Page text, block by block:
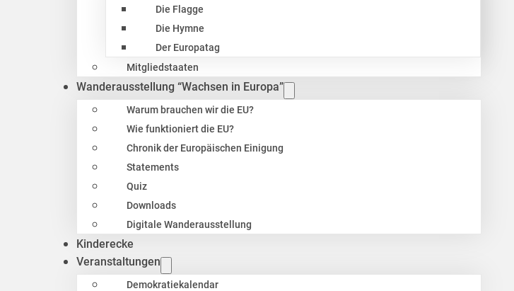
Die Flagge
Die Hymne
Der Europatag
Mitgliedstaaten
Wanderausstellung “Wachsen in Europa”
Warum brauchen wir die EU?
Wie funktioniert die EU?
Chronik der Europäischen Einigung
Statements
Quiz
Downloads
Digitale Wanderausstellung
Kinderecke
Veranstaltungen
Demokratiekalendar